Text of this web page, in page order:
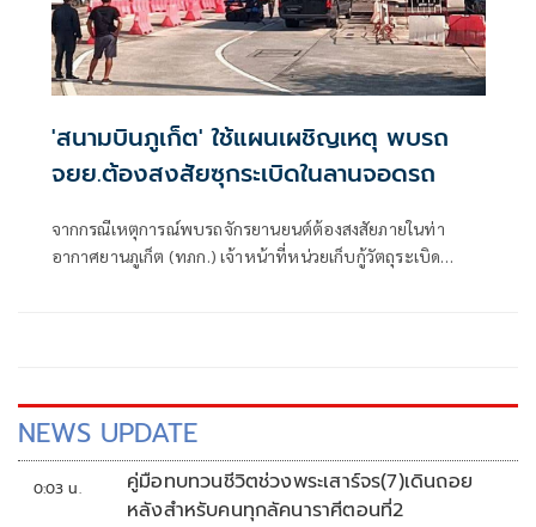
'สนามบินภูเก็ต' ใช้แผนเผชิญเหตุ พบรถ
จยย.ต้องสงสัยซุกระเบิดในลานจอดรถ
จากกรณีเหตุการณ์พบรถจักรยานยนต์ต้องสงสัยภายในท่า
อากาศยานภูเก็ต (ทภก.) เจ้าหน้าที่หน่วยเก็บกู้วัตถุระเบิด
NEWS UPDATE
0:03 น.
คู่มือทบทวนชีวิตช่วงพระเสาร์จร(7)เดินถอย
หลังสำหรับคนทุกลัคนาราศีตอนที่2